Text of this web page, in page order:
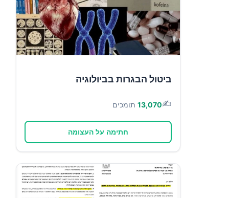
ביטול הבגרות בביולוגיה
✍️
13,070 תומכים
חתימה על העצומה